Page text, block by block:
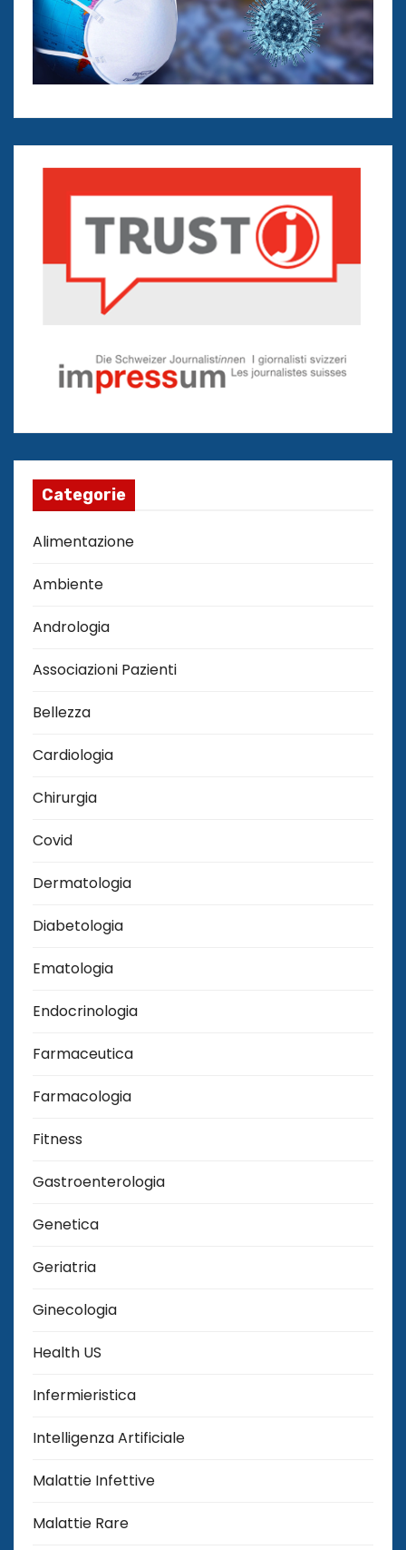
Categorie
Alimentazione
Ambiente
Andrologia
Associazioni Pazienti
Bellezza
Cardiologia
Chirurgia
Covid
Dermatologia
Diabetologia
Ematologia
Endocrinologia
Farmaceutica
Farmacologia
Fitness
Gastroenterologia
Genetica
Geriatria
Ginecologia
Health US
Infermieristica
Intelligenza Artificiale
Malattie Infettive
Malattie Rare